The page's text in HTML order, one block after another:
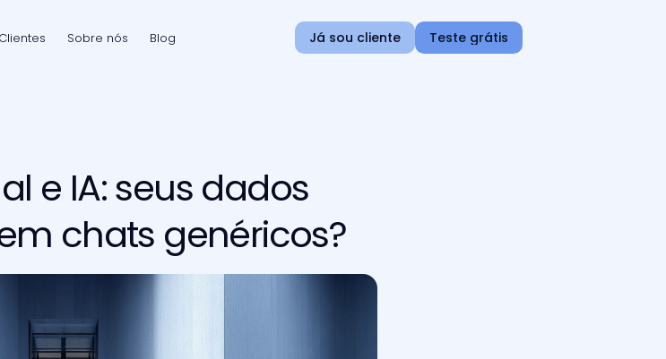
Clientes Sobre nós Blog Já sou cliente Teste grátis
e IA: seus dados
chats genéricos?